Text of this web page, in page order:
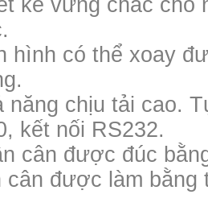
kế vững chắc cho
hình có thể xoay
năng chịu tải cao.
kết nối RS232.
cân được đúc
cân được làm bằng